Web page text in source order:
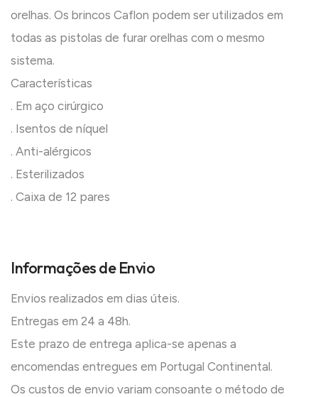
orelhas. Os brincos Caflon podem ser utilizados em
todas as pistolas de furar orelhas com o mesmo
sistema.
Características
. Em aço cirúrgico
. Isentos de níquel
. Anti-alérgicos
. Esterilizados
. Caixa de 12 pares
Informações de Envio
Envios realizados em dias úteis.
Entregas em 24 a 48h.
Este prazo de entrega aplica-se apenas a
encomendas entregues em Portugal Continental.
Os custos de envio variam consoante o método de